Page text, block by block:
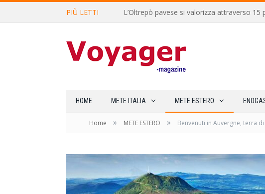
PIÙ LETTI L’Oltrepò pavese si valorizza attraverso 15
HOME METE ITALIA METE ESTERO
Home » METE ESTERO » Benvenuti in Auvergne, terra